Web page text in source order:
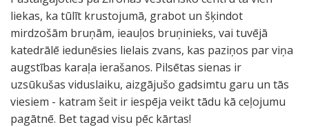
liekas, ka tūlīt krustojumā, grabot un šķindot
mirdzošām bruņām, ieauļos bruņinieks, vai tuvējā
katedrālē iedunēsies lielais zvans, kas paziņos par viņa
augstības karaļa ierašanos. Pilsētas sienas ir
uzsūkušas viduslaiku, aizgājušo gadsimtu garu un tās
viesiem - katram šeit ir iespēja veikt tādu kā ceļojumu
pagātnē. Bet tagad visu pēc kārtas!